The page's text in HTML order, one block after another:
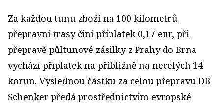
Za každou tunu zboží na 100 kilometrů
přepravní trasy činí příplatek 0,17 eur, při
přepravě půltunové zásilky z Prahy do Brna
vychází příplatek na přibližně na necelých 14
korun. Výslednou částku za celou přepravu DB
Schenker předá prostřednictvím evropské